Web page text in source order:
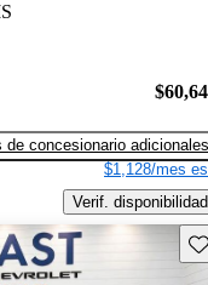
de concesionario adicionales
$1,128/mes
Verif. disponibilidad